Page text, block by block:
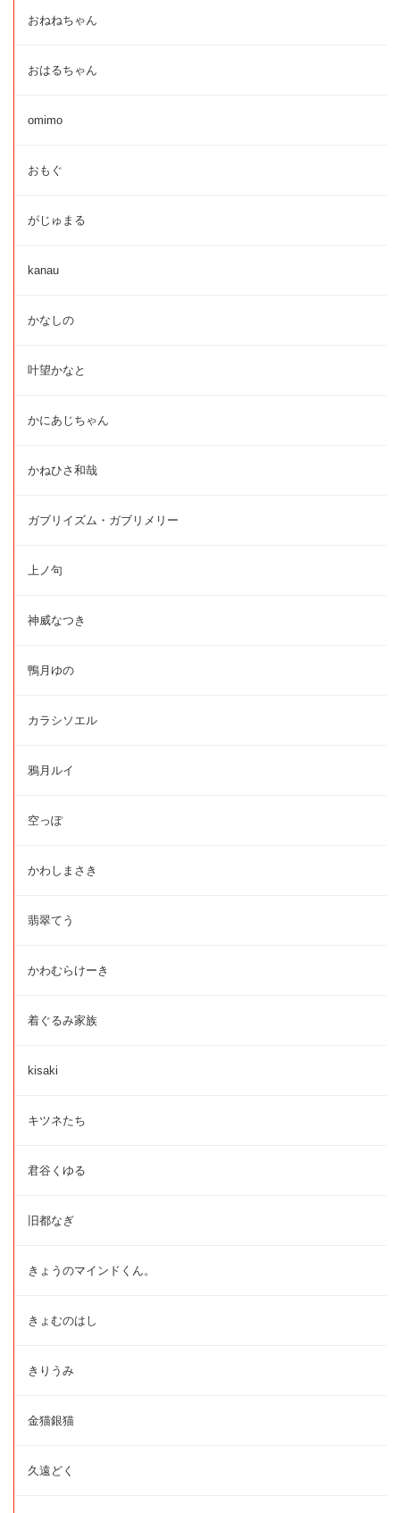
おねねちゃん
おはるちゃん
omimo
おもぐ
がじゅまる
kanau
かなしの
叶望かなと
かにあじちゃん
かねひさ和哉
ガブリイズム・ガブリメリー
上ノ句
神威なつき
鴨月ゆの
カラシソエル
鴉月ルイ
空っぽ
かわしまさき
翡翠てう
かわむらけーき
着ぐるみ家族
kisaki
キツネたち
君谷くゆる
旧都なぎ
きょうのマインドくん。
きょむのはし
きりうみ
金猫銀猫
久遠どく